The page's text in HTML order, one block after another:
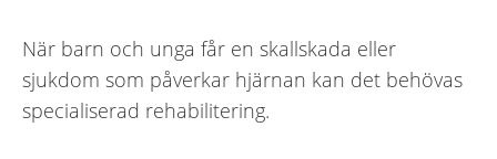
När barn och unga får en skallskada eller
sjukdom som påverkar hjärnan kan det behövas
specialiserad rehabilitering.